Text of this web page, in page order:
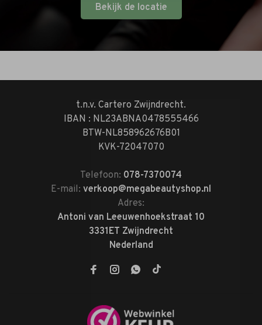
Bekijk de locatie
t.n.v. Cartero Zwijndrecht.
IBAN : NL23ABNA0478555466
BTW-NL858962676B01
KVK-72047070
Telefoon: 078-7370074
E-mail: verkoop@megabeautyshop.nl
Adres:
Antoni van Leeuwenhoekstraat 10
3331ET Zwijndrecht
Nederland